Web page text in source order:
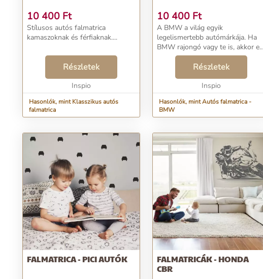
10 400 Ft
Stílusos autós falmatrica
kamaszoknak és férfiaknak....
Részletek
Inspio
Hasonlók, mint Klasszikus autós
falmatrica
10 400 Ft
A BMW a világ egyik
legelismertebb autómárkája. Ha
BMW rajongó vagy te is, akkor ez
a falmatrica remek választás
Részletek
Inspio
Hasonlók, mint Autós falmatrica -
BMW
FALMATRICA - PICI AUTÓK
FALMATRICÁK - HONDA
CBR